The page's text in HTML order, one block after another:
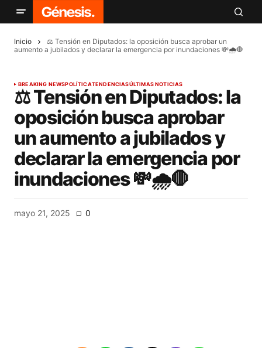
Inicio
⚖️ Tensión en Diputados: la oposición busca aprobar un
aumento a jubilados y declarar la emergencia por inundaciones 💸🌧️🛑
BREAKING NEWSPOLÍTICATENDENCIASÚLTIMAS NOTICIAS
⚖️ Tensión en Diputados: la
oposición busca aprobar
un aumento a jubilados y
declarar la emergencia por
inundaciones 💸🌧️🛑
mayo 21, 2025 0